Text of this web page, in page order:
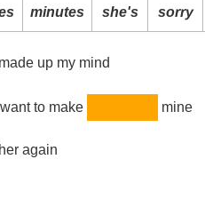
minutes she's sorry
up my mind
to make mine
again